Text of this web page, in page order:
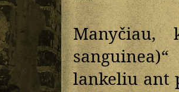
lankeliu ant